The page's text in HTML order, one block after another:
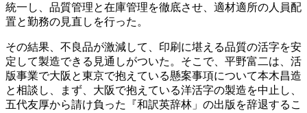
統一し、品質管理と在庫管理を徹底させ、適材適所の人員配
置と勤務の見直しを行った。
その結果、不良品が激減して、印刷に堪える品質の活字を安
定して製造できる見通しがついた。そこで、平野富二は、活
版事業で大阪と東京で抱えている懸案事項について本木昌造
と相談し、まず、大阪で抱えている洋活字の製造を中止し、
五代友厚から請け負った『和訳英辞林」の出版を辞退するこ